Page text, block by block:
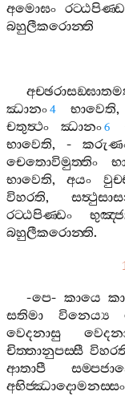
අමොඝං
බහුලීකරොන‍්ති
ඣානං4 භාවෙති,
චතුත්‍ථං
ඣානං6
භාවෙති, -
චෙතොවිමුත‍්තිං
භාවෙති,අයං
විහරති,
රට‍්ඨපිණ‍්ඩං
බහුලීකරොන‍්ති.
-පෙ- කායෙ
සතිමා
විනෙය්‍ය
වෙදනාසු
චිත‍්තානුපස‍්සී
ආතාපී
අභිජ‍්ඣාදොමනස‍්සං